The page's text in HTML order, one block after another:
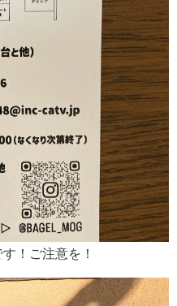
！ご注意を！